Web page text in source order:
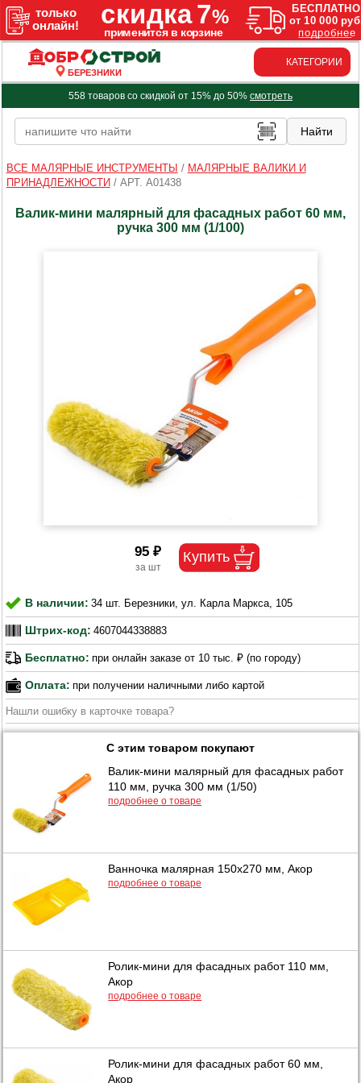
БЕРЕЗНИКИ
КАТЕГОРИИ
558 товаров со скидкой от 15% до 50% смотреть
ВСЕ МАЛЯРНЫЕ ИНСТРУМЕНТЫ / МАЛЯРНЫЕ ВАЛИКИ И
ПРИНАДЛЕЖНОСТИ / АРТ. A01438
Валик-мини малярный для фасадных работ 60 мм,
ручка 300 мм (1/100)
95 ₽
В наличии: 34 шт. Березники, ул. Карла Маркса, 105
Штрих-код: 4607044338883
Бесплатно: при онлайн заказе от 10 тыс. ₽ (по городу)
Оплата: при получении наличными либо картой
Нашли ошибку в карточке товара?
С этим товаром покупают
Валик-мини малярный для фасадных работ
110 мм, ручка 300 мм (1/50)
подробнее о товаре
Ванночка малярная 150х270 мм, Акор
подробнее о товаре
Ролик-мини для фасадных работ 110 мм,
Акор
подробнее о товаре
Ролик-мини для фасадных работ 60 мм,
Акор